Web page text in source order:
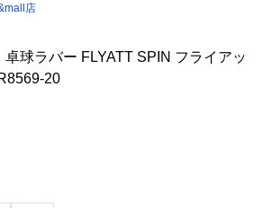
店
球ラバー FLYATT SPIN フライアッ
20